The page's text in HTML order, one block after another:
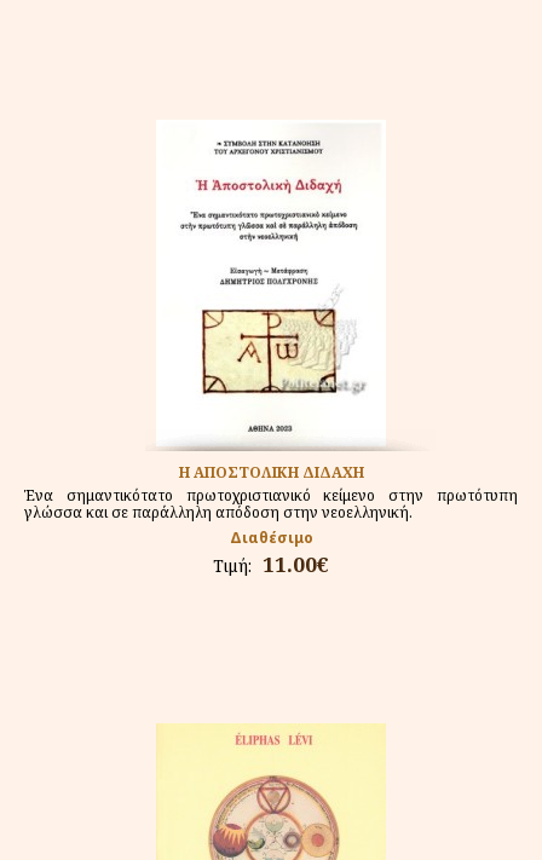
Η ΑΠΟΣΤΟΛΙΚΗ ΔΙΔΑΧΗ
Ένα σημαντικότατο πρωτοχριστιανικό κείμενο στην πρωτότυπη
γλώσσα και σε παράλληλη απόδοση στην νεοελληνική.
Διαθέσιμο
Τιμή: 11.00€